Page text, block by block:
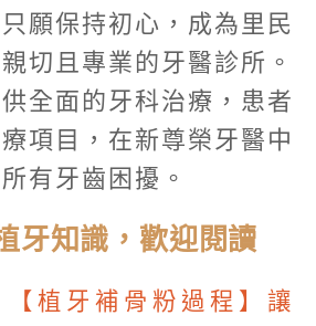
願保持初心，成為里民
切且專業的牙醫診所。
全面的牙科治療，患者
項目，在新尊榮牙醫中
有牙齒困擾。
牙知識，歡迎閱讀
【植牙補骨粉過程】讓